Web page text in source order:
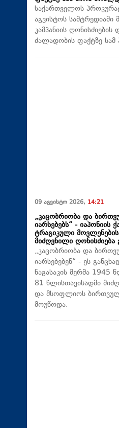
საქართველოს
აგვისტოს სამტრედიაში
კამპანიის
ძალადობის ფაქტზე
09 აგვისტო 2026, 14:21
„კაცობრიობა და
იარსებებს“ - იაპონიის
ტრაგიკული
მიძღვნილი ღონისძიება
„კაცობრიობა და
იარსებებენ“ - ეს
ნაგასაკის მერმა 1945
81 წლისთავისადმი
და მსოფლიოს ბირთვულ
მოუწოდა.